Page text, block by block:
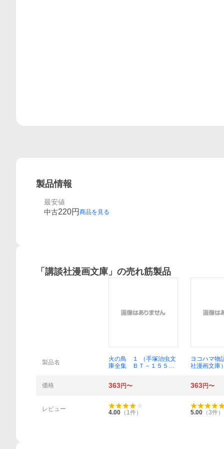
製品情報
最安値
中古220円 商品を見る
「 講談社漫画文庫 」の売れ筋製品
製品名
火の鳥 １ （手塚治虫文
庫全集 ＢＴ－１５５）
ヨコハマ
社漫画文庫
価格
363円〜 363円〜
レビュー
4.00 （ 1件） 5.00 （3件）